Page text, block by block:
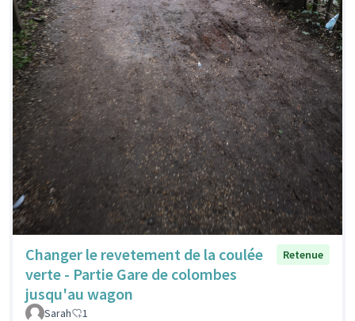
Changer le revetement de la coulée
verte - Partie Gare de colombes
jusqu'au wagon
Retenue
Sarah 1